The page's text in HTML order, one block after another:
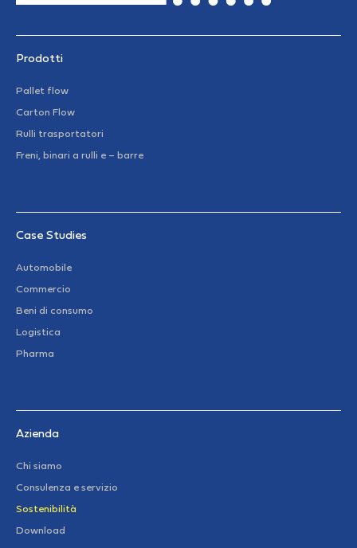
Prodotti
Pallet flow
Carton Flow
Rulli trasportatori
Freni, binari a rulli e – barre
Case Studies
Automobile
Commercio
Beni di consumo
Logistica
Pharma
Azienda
Chi siamo
Consulenza e servizio
Sostenibilità
Download